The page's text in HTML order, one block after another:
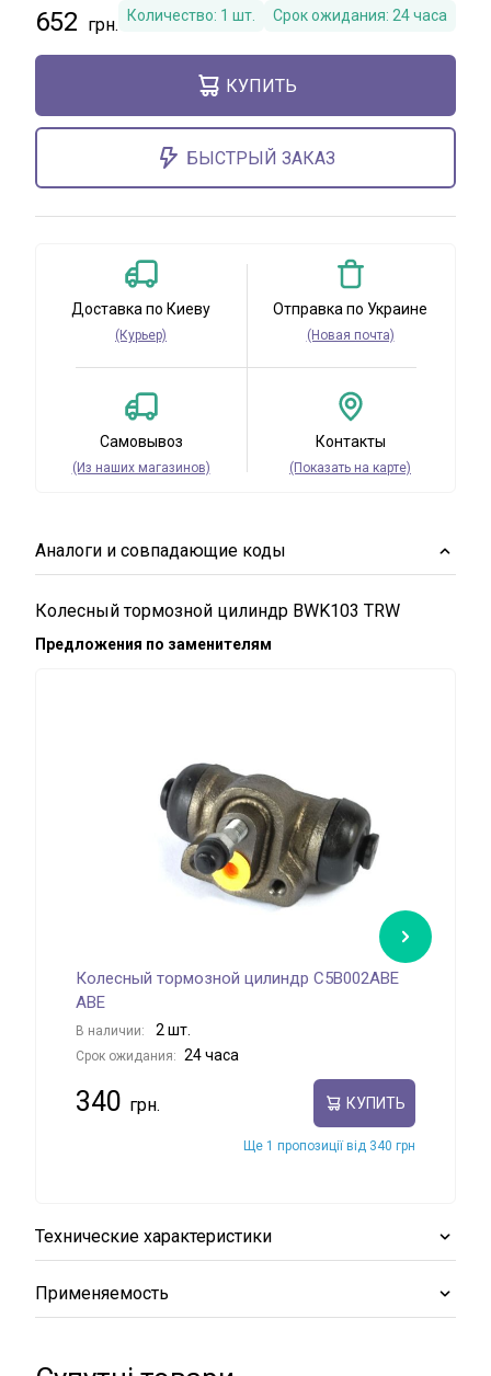
652 Количество: 1 шт. Срок ожидания: 24 часа
КУПИТЬ
БЫСТРЫЙ ЗАКАЗ
Доставка по Киеву
(Курьер)
Отправка по Украине
(Новая почта)
Самовывоз
(Из наших магазинов)
Контакты
(Показать на карте)
Аналоги и совпадающие коды
Колесный тормозной цилиндр BWK103 TRW
Предложения по заменителям
Колесный тормозной цилиндр C5B002ABE
ABE
В наличии: 2 шт.
Срок ожидания: 24 часа
340 КУПИТЬ
Ще 1 пропозиції від 340 грн
Технические характеристики
Применяемость